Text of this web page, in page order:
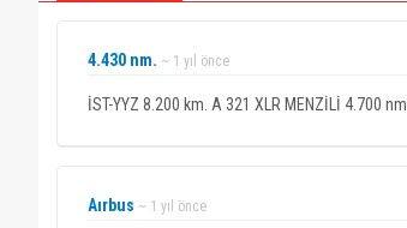
4.430 nm. ~ 1 yıl önce
İST-YYZ 8.200 km. A 321 XLR MENZİLİ 4.700
Aırbus ~ 1 yıl önce